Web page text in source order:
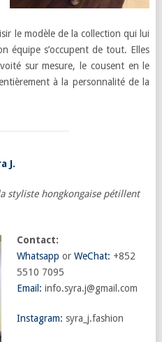
le modèle de la collection qui lui
équipe s’occupent de tout. Elles
sur mesure, le cousent en le
à la personnalité de la
J.
styliste hongkongaise pétillent
Contact:
Whatsapp orWeChat: +852
5510 7095
Email: info.syra.j@gmail.com
Instagram: syra_j.fashion